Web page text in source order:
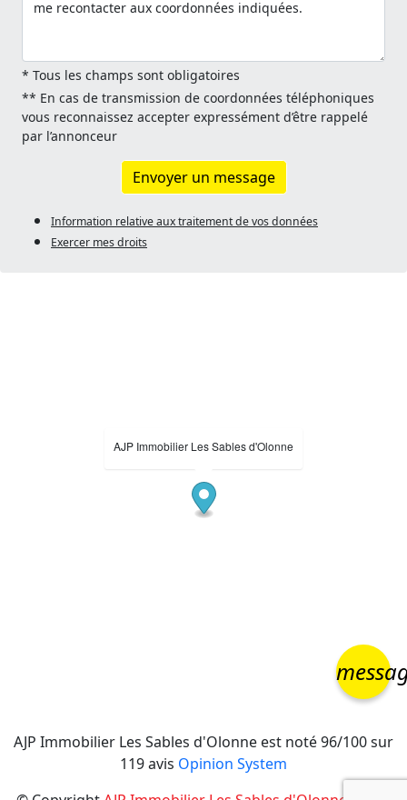
* Tous les champs sont obligatoires
** En cas de transmission de coordonnées téléphoniques
vous reconnaissez accepter expressément d’être rappelé
par l’annonceur
Envoyer un message
Information relative aux traitement de vos données
Exercer mes droits
AJP Immobilier Les Sables d'Olonne
AJP Immobilier Les Sables d'Olonne est noté96/100sur
119avis Opinion System